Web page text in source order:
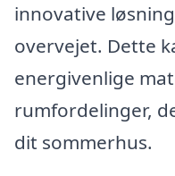
innovative
overvejet. Dette
energivenlige
rumfordelinger,
dit sommerhus.